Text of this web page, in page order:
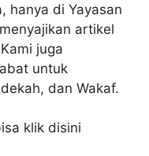
hanya di Yayasan
artikel
juga
untuk
dan Wakaf.
klik disini